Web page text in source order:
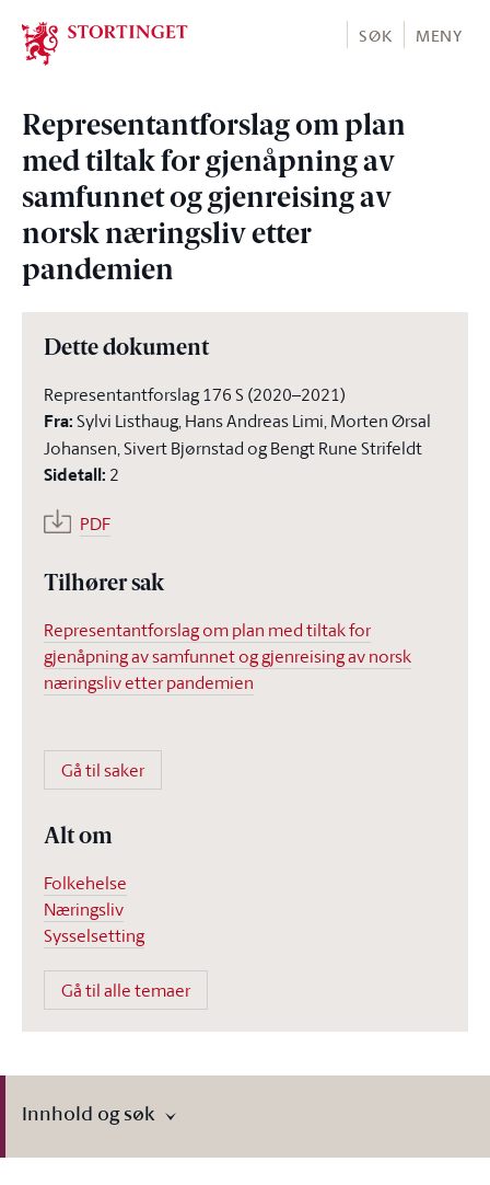
Stortinget.no
SØK MENY
Representantforslag om plan
med tiltak for gjenåpning av
samfunnet og gjenreising av
norsk næringsliv etter
pandemien
Dette dokument
Representantforslag 176 S (2020–2021)
Fra:Sylvi Listhaug, Hans Andreas Limi, Morten Ørsal
Johansen, Sivert Bjørnstad og Bengt Rune Strifeldt
Sidetall: 2
PDF
Tilhører sak
Representantforslag om plan med tiltak for
gjenåpning av samfunnet og gjenreising av norsk
næringsliv etter pandemien
Gå til saker
Alt om
Folkehelse
Næringsliv
Sysselsetting
Gå til alle temaer
Innhold og søk